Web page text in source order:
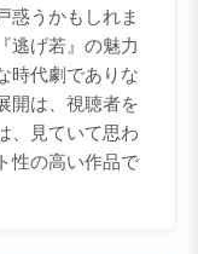
惑うかもしれま
逃げ若』の魅力
時代劇でありな
開は、視聴者を
、見ていて思わ
性の高い作品で